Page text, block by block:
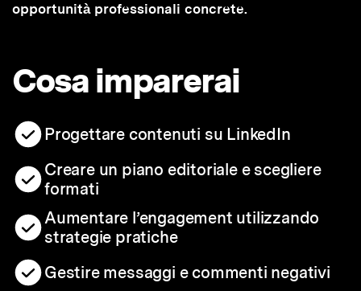
opportunità professionali concrete.
Cosa imparerai
Progettare contenuti su LinkedIn
Creare un piano editoriale e scegliere
formati
Aumentare l’engagement utilizzando
strategie pratiche
Gestire messaggi e commenti negativi